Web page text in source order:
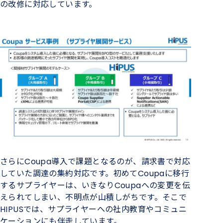
の改修に対応しています。
さらにCoupa導入で課題となるのが、請求書で対応
していた調達の集約対応です。初めてCoupaに移行
するサプライヤーは、いきなりCoupaへの変更を伝
えられてしまい、不明点が山積しがちです。そこで
HIPUSでは、サプライヤーへの社内教育やコミュニ